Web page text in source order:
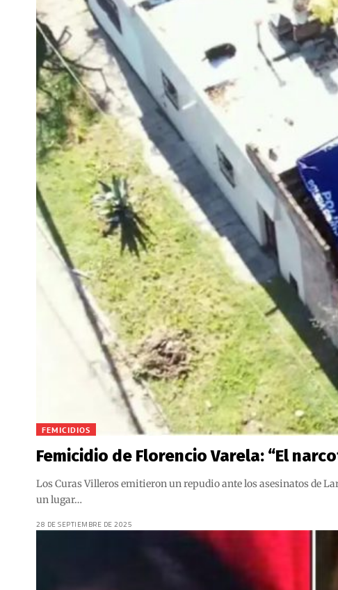
FEMICIDIOS
Femicidio de Florencio Varela: “El
Los Curas Villeros emitieron un repudio ante los asesinatos de
un lugar…
28 DE SEPTIEMBRE DE 2025